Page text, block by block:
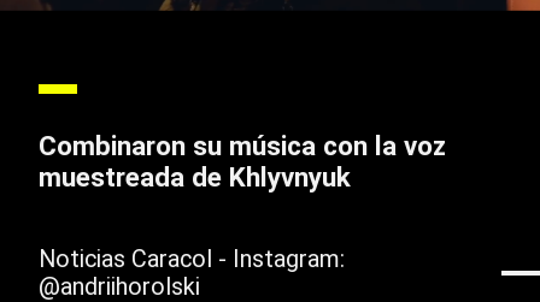
Combinaron su música con la voz
muestreada de Khlyvnyuk
Noticias Caracol - Instagram:
@andriihorolski